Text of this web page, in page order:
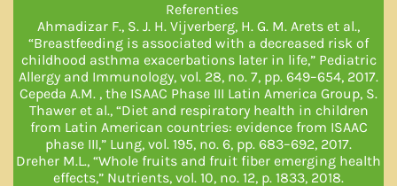
Referenties
Ahmadizar F., S. J. H. Vijverberg, H. G. M. Arets et al.,
“Breastfeeding is associated with a decreased risk of
childhood asthma exacerbations later in life,” Pediatric
Allergy and Immunology, vol. 28, no. 7, pp. 649–654, 2017.
Cepeda A.M. , the ISAAC Phase III Latin America Group, S.
Thawer et al., “Diet and respiratory health in children
from Latin American countries: evidence from ISAAC
phase III,” Lung, vol. 195, no. 6, pp. 683–692, 2017.
Dreher M.L., “Whole fruits and fruit fiber emerging health
effects,” Nutrients, vol. 10, no. 12, p. 1833, 2018.